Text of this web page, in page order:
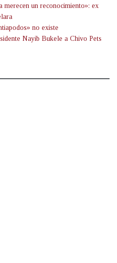
merecen un reconocimiento»: ex
no existe
Nayib Bukele a Chivo Pets